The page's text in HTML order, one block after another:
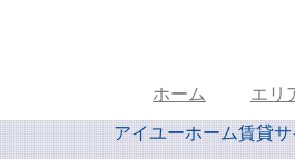
ホーム エリ
アイユーホーム賃貸サ